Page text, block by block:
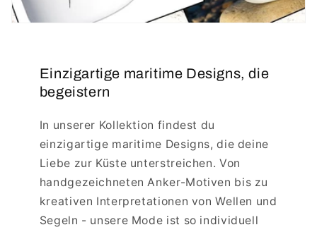
Einzigartige maritime Designs, die
begeistern
In unserer Kollektion findest du
einzigartige maritime Designs, die deine
Liebe zur Küste unterstreichen. Von
handgezeichneten Anker-Motiven bis zu
kreativen Interpretationen von Wellen und
Segeln - unsere Mode ist so individuell